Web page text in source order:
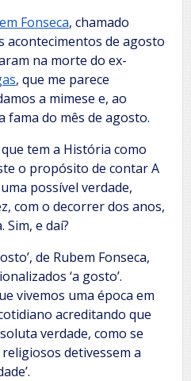
Fonseca, chamado
acontecimentos de agosto
na morte do ex-
, que me parece
a mimese e, ao
fama do mês de agosto.
tem a História como
o propósito de contar A
possível verdade,
com o decorrer dos anos,
e daí?
de Rubem Fonseca,
‘a gosto’.
vivemos uma época em
acreditando que
verdade, como se
detivessem a